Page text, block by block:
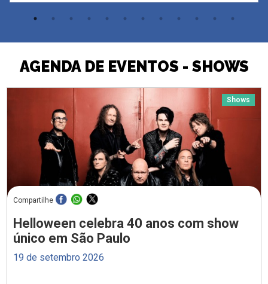
AGENDA DE EVENTOS - SHOWS
Shows
Compartilhe
Helloween celebra 40 anos com show
único em São Paulo
19 de setembro 2026